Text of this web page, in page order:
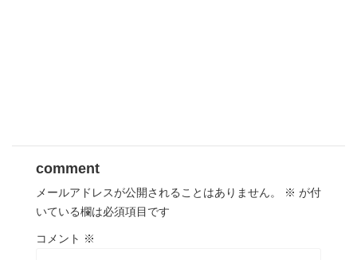
comment
メールアドレスが公開されることはありません。 ※ が付
いている欄は必須項目です
コメント ※